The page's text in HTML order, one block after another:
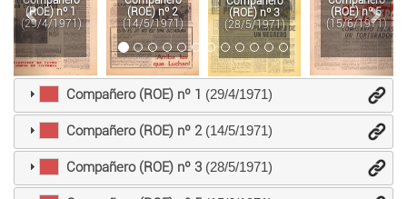
(ROE) nº 1
(29/4/1971)
(ROE) nº 2
(14/5/1971)
(ROE) nº 3
(28/5/1971)
(ROE) nº 5
(15/6/1971)
Compañero (ROE) nº 1 (29/4/1971)
Compañero (ROE) nº 2(14/5/1971)
Compañero (ROE) nº 3 (28/5/1971)